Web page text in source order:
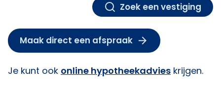
Zoek een vestiging
Maak direct een afspraak
Je kunt ook online hypotheekadvies krijgen.